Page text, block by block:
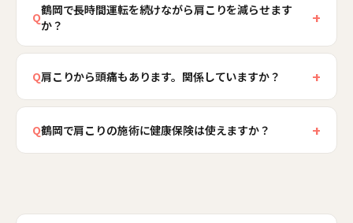
ますが、こりを生む姿勢や生活動線が残る限り、
数日で戻りやすくなります。また肩こりの多く
は、肩の表面よりも首の付け根や肩甲骨まわりの
深いこりが関わっています。当院では深部のこり
も対応します。こりにくい土台をつくることを目
指します。
Q鶴岡で長時間運転を続けながら肩こりを減らせます
か？
+
はい、運転を止められない前提でのプランをご提
案します。市域が広い鶴岡は運転時間が長く、頭
が前に出た姿勢で首・肩が緊張しやすい地域で
にできる肩甲骨のリセット、目の疲れをやわらげ
る休憩の取り方を組み合わせます。首・肩に緊張
Q肩こりから頭痛もあります。関係していますか？ +
関係していることが多いです。首・肩の筋肉の緊
張が強まると、後頭部から締めつけられるような
頭痛（緊張型頭痛）につながることがあります。
を目指します。ただし、これまでにない激しい頭
Q鶴岡で肩こりの施術に健康保険は使えますか？ +